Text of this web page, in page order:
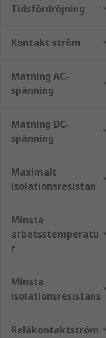
Tidsfördröjning
Kontakt ström
Matning AC-
spänning
Matning DC-
spänning
Maximalt
isolationsresistan
Minsta
arbetsstemperatu
r
Minsta
isolationsresistans
Reläkontaktström